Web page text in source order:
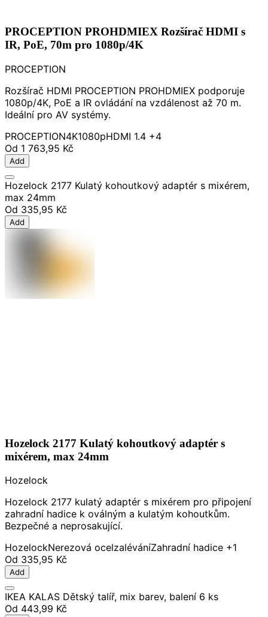
PROCEPTION PROHDMIEX Rozšírač HDMI s
IR, PoE, 70m pro 1080p/4K
PROCEPTION
Rozšírač HDMI PROCEPTION PROHDMIEX podporuje
1080p/4K, PoE a IR ovládání na vzdálenost až 70 m.
Ideální pro AV systémy.
PROCEPTION4K1080pHDMI 1.4 +4
Od 1 763,95 Kč
Add
Hozelock 2177 Kulatý kohoutkový adaptér s mixérem,
max 24mm
Od 335,95 Kč
Add
Hozelock 2177 Kulatý kohoutkový adaptér s
mixérem, max 24mm
Hozelock
Hozelock 2177 kulatý adaptér s mixérem pro připojení
zahradní hadice k oválným a kulatým kohoutkům.
Bezpečné a neprosakující.
HozelockNerezová ocelzaléváníZahradní hadice +1
Od 335,95 Kč
Add
IKEA KALAS Dětský talíř, mix barev, balení 6 ks
Od 443,99 Kč